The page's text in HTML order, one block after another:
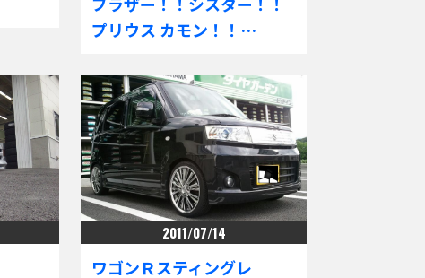
プリウス カモン！！…
2011/07/14
ワゴンＲスティングレ